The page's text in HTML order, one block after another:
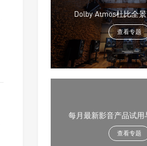
Dolby Atmos杜比全
查看专题
每月最新影音产品试用
查看专题